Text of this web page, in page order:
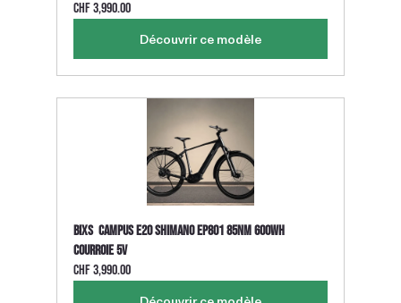
CHF 3,990.00
Découvrir ce modèle
BIXS  CAMPUS E20 Shimano EP801 85Nm 600Wh
Courroie 5v
CHF 3,990.00